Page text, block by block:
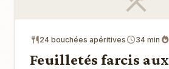
24 bouchées apéritives 34 min
Feuilletés farcis aux